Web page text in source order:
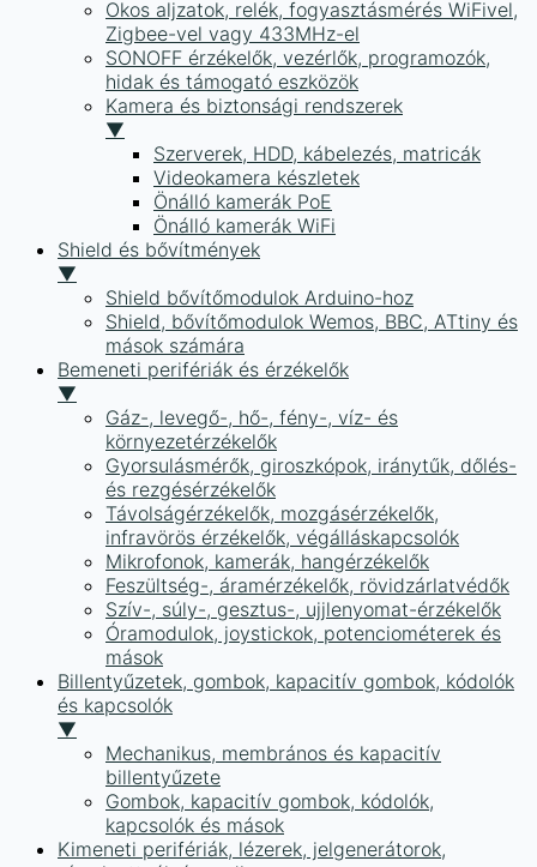
Okos aljzatok, relék, fogyasztásmérés WiFivel,
Zigbee-vel vagy 433MHz-el
SONOFF érzékelők, vezérlők, programozók,
hidak és támogató eszközök
Kamera és biztonsági rendszerek
▼
Szerverek, HDD, kábelezés, matricák
Videokamera készletek
Önálló kamerák PoE
Önálló kamerák WiFi
Shield és bővítmények
▼
Shield bővítőmodulok Arduino-hoz
Shield, bővítőmodulok Wemos, BBC, ATtiny és
mások számára
Bemeneti perifériák és érzékelők
▼
Gáz-, levegő-, hő-, fény-, víz- és
környezetérzékelők
Gyorsulásmérők, giroszkópok, iránytűk, dőlés-
és rezgésérzékelők
Távolságérzékelők, mozgásérzékelők,
infravörös érzékelők, végálláskapcsolók
Mikrofonok, kamerák, hangérzékelők
Feszültség-, áramérzékelők, rövidzárlatvédők
Szív-, súly-, gesztus-, ujjlenyomat-érzékelők
Óramodulok, joystickok, potenciométerek és
mások
Billentyűzetek, gombok, kapacitív gombok, kódolók
és kapcsolók
▼
Mechanikus, membrános és kapacitív
billentyűzete
Gombok, kapacitív gombok, kódolók,
kapcsolók és mások
Kimeneti perifériák, lézerek, jelgenerátorok,